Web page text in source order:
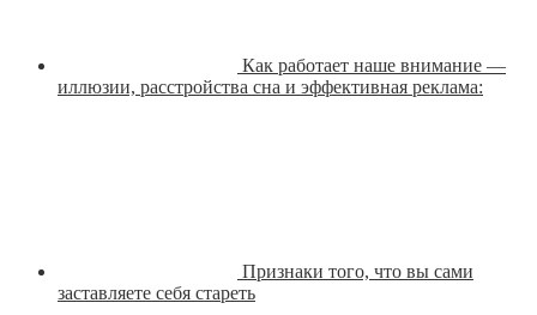
Как работает наше внимание —
иллюзии, расстройства сна и эффективная реклама:
Признаки того, что вы сами
заставляете себя стареть